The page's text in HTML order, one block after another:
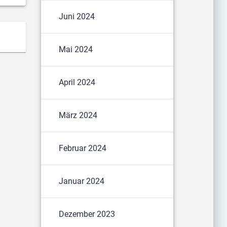
Juni 2024
Mai 2024
April 2024
März 2024
Februar 2024
Januar 2024
Dezember 2023